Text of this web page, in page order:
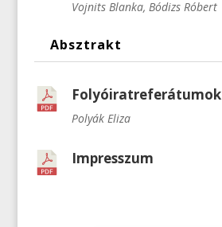
Vojnits Blanka, Bódizs Róbert
Absztrakt
Folyóiratreferátumok
Polyák Eliza
Impresszum